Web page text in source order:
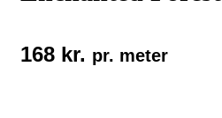
168 kr. pr. meter